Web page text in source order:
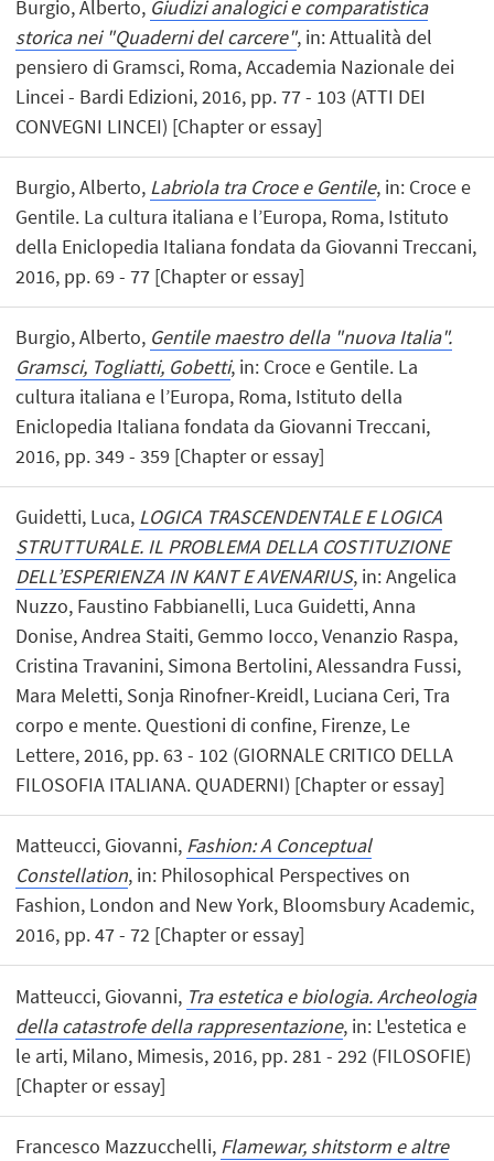
Burgio, Alberto, Giudizi analogici e comparatistica
storica nei "Quaderni del carcere", in: Attualità del
pensiero di Gramsci, Roma, Accademia Nazionale dei
Lincei - Bardi Edizioni, 2016, pp. 77 - 103 (ATTI DEI
CONVEGNI LINCEI) [Chapter or essay]
Burgio, Alberto, Labriola tra Croce e Gentile, in: Croce e
Gentile. La cultura italiana e l’Europa, Roma, Istituto
della Eniclopedia Italiana fondata da Giovanni Treccani,
2016, pp. 69 - 77 [Chapter or essay]
Burgio, Alberto, Gentile maestro della "nuova Italia".
Gramsci, Togliatti, Gobetti, in: Croce e Gentile. La
cultura italiana e l’Europa, Roma, Istituto della
Eniclopedia Italiana fondata da Giovanni Treccani,
2016, pp. 349 - 359 [Chapter or essay]
Guidetti, Luca, LOGICA TRASCENDENTALE E LOGICA
STRUTTURALE. IL PROBLEMA DELLA COSTITUZIONE
DELL’ESPERIENZA IN KANT E AVENARIUS, in: Angelica
Nuzzo, Faustino Fabbianelli, Luca Guidetti, Anna
Donise, Andrea Staiti, Gemmo Iocco, Venanzio Raspa,
Cristina Travanini, Simona Bertolini, Alessandra Fussi,
Mara Meletti, Sonja Rinofner-Kreidl, Luciana Ceri, Tra
corpo e mente. Questioni di confine, Firenze, Le
Lettere, 2016, pp. 63 - 102 (GIORNALE CRITICO DELLA
FILOSOFIA ITALIANA. QUADERNI) [Chapter or essay]
Matteucci, Giovanni, Fashion: A Conceptual
Constellation, in: Philosophical Perspectives on
Fashion, London and New York, Bloomsbury Academic,
2016, pp. 47 - 72 [Chapter or essay]
Matteucci, Giovanni, Tra estetica e biologia. Archeologia
della catastrofe della rappresentazione, in: L'estetica e
le arti, Milano, Mimesis, 2016, pp. 281 - 292 (FILOSOFIE)
[Chapter or essay]
Francesco Mazzucchelli, Flamewar, shitstorm e altre